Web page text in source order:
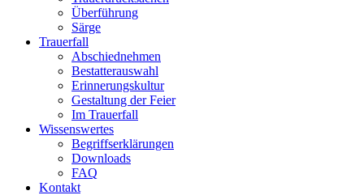
Überführung
Särge
Trauerfall
Abschiednehmen
Bestatterauswahl
Erinnerungskultur
Gestaltung der Feier
Im Trauerfall
Wissenswertes
Begriffserklärungen
Downloads
FAQ
Kontakt